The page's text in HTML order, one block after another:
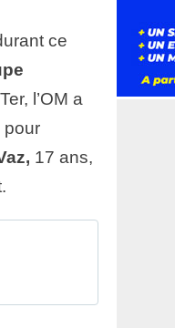
ce
l’OM a
pour
17 ans,